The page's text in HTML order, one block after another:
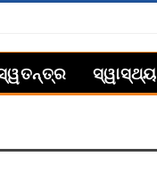
ସ୍ୱାସ୍ଥ୍ୟ